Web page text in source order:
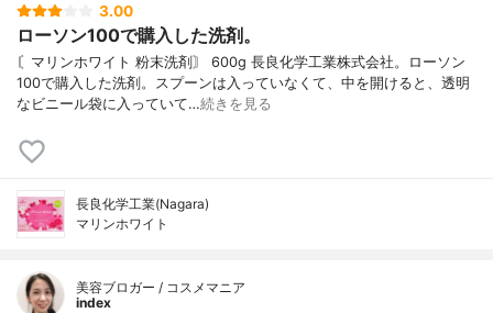
3.00
ローソン100で購入した洗剤。
〘マリンホワイト 粉末洗剤〙 600g 長良化学工業株式会社。ローソン
100で購入した洗剤。スプーンは入っていなくて、中を開けると、透明
なビニール袋に入っていて…続きを見る
長良化学工業(Nagara)
マリンホワイト
美容ブロガー / コスメマニア
index